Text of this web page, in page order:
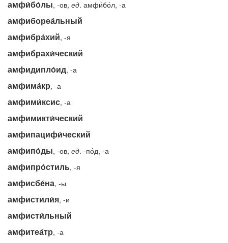
амфи́бо́лы, -ов, ед. амфи́бо́л, -а
амфибореа́льный
амфибра́хий, -я
амфибрахи́ческий
амфидипло́ид, -а
амфима́кр, -а
амфими́ксис, -а
амфимикти́ческий
амфипацифи́ческий
амфипо́ды, -ов, ед. -по́д, -а
амфипро́стиль, -я
амфисбе́на, -ы
амфистили́я, -и
амфисти́льный
амфитеа́тр, -а